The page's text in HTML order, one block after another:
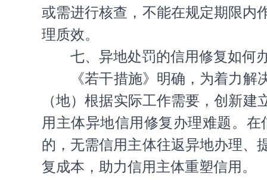
或需进行核查，不能在规定期限内
理质效。
七、异地处罚的信用修复如何
《若干措施》明确，为着力
（地）根据实际工作需要，创新
用主体异地信用修复办理难题。
的，无需信用主体往返异地办理、
复成本，助力信用主体重塑信用。